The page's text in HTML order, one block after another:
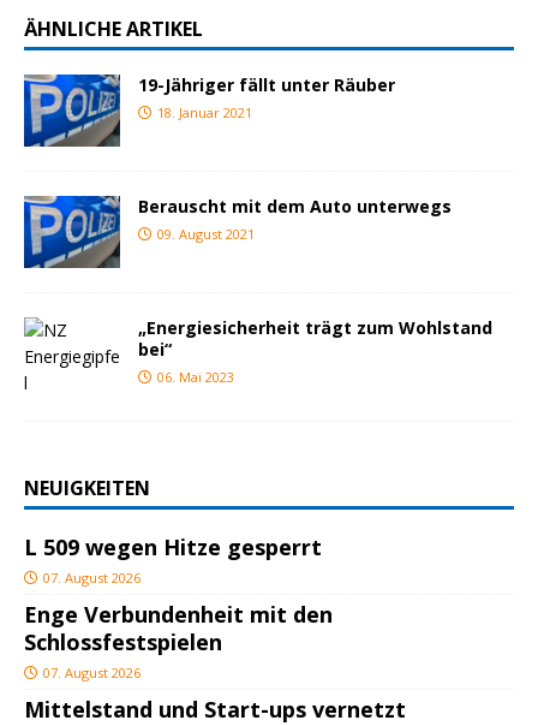
ÄHNLICHE ARTIKEL
19-Jähriger fällt unter Räuber
18. Januar 2021
Berauscht mit dem Auto unterwegs
09. August 2021
„Energiesicherheit trägt zum Wohlstand
bei“
06. Mai 2023
NEUIGKEITEN
L 509 wegen Hitze gesperrt
07. August 2026
Enge Verbundenheit mit den
Schlossfestspielen
07. August 2026
Mittelstand und Start-ups vernetzt